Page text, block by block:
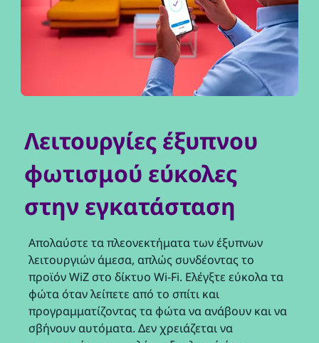
Λειτουργίες έξυπνου
φωτισμού εύκολες
στην εγκατάσταση
Απολαύστε τα πλεονεκτήματα των έξυπνων
λειτουργιών άμεσα, απλώς συνδέοντας το
προϊόν WiZ στο δίκτυο Wi-Fi. Ελέγξτε εύκολα τα
φώτα όταν λείπετε από το σπίτι και
προγραμματίζοντας τα φώτα να ανάβουν και να
σβήνουν αυτόματα. Δεν χρειάζεται να